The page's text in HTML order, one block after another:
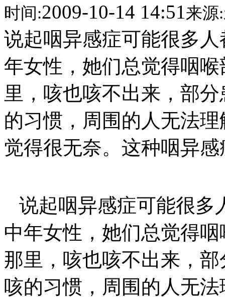
时间:2009-10-14 14:51来源:
说起咽异感症可能很多
年女性，她们总觉得咽
里，咳也咳不出来，部
的习惯，周围的人无法
觉得很无奈。这种咽异
说起咽异感症可能很多
中年女性，她们总觉得
那里，咳也咳不出来，
咳的习惯，周围的人无